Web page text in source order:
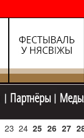
Партнёры
23 24 25 26 27